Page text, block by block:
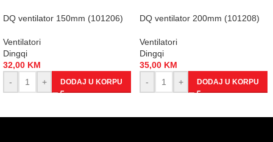
DQ ventilator 150mm (101206)
Ventilatori
Dingqi
32,00 KM
-
+ DODAJ U KORPU
DQ ventilator 200mm (101208)
Ventilatori
Dingqi
35,00 KM
-
+ DODAJ U KORPU